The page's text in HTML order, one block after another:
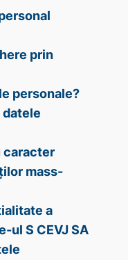
prin
personale?
datele
caracter
mass-
a
ul S CEVJ SA